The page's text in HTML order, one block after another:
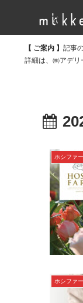
【 ご案内 】 記事
詳細は、㈱アデリ
ホシファ
ホシファ